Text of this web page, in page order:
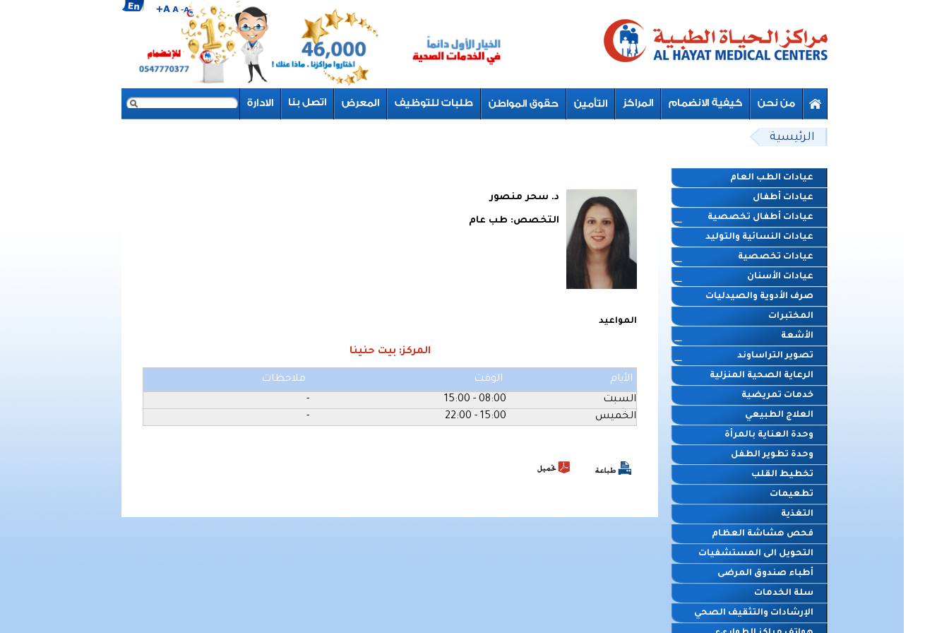
نموذج البحث
بحث
Beyond Designs You are here
الرئيسية
عيادات الطب العام
عيادات أطفال
عيادات أطفال تخصصية
عيادات النسائية والتوليد
عيادات تخصصية
عيادات الأسنان
صرف الأدوية والصيدليات
المختبرات
الأشعة
تصوير التراساوند
الرعاية الصحية المنزلية
خدمات تمريضية
العلاج الطبيعي
وحدة العناية بالمرأة
وحدة تطوير الطفل
تخطيط القلب
تطعيمات
التغذية
فحص هشاشة العظام
التحويل الى المستشفيات
أطباء صندوق المرضى
سلة الخدمات
الإرشادات والتثقيف الصحي
د. سحر منصور
التخصص: طب عام
المواعيد
المركز: بيت حنينا
الأيام الوقت
ملاحظات
السبت
08:00 - 15:00
-
الخميس
15:00 - 22:00
-